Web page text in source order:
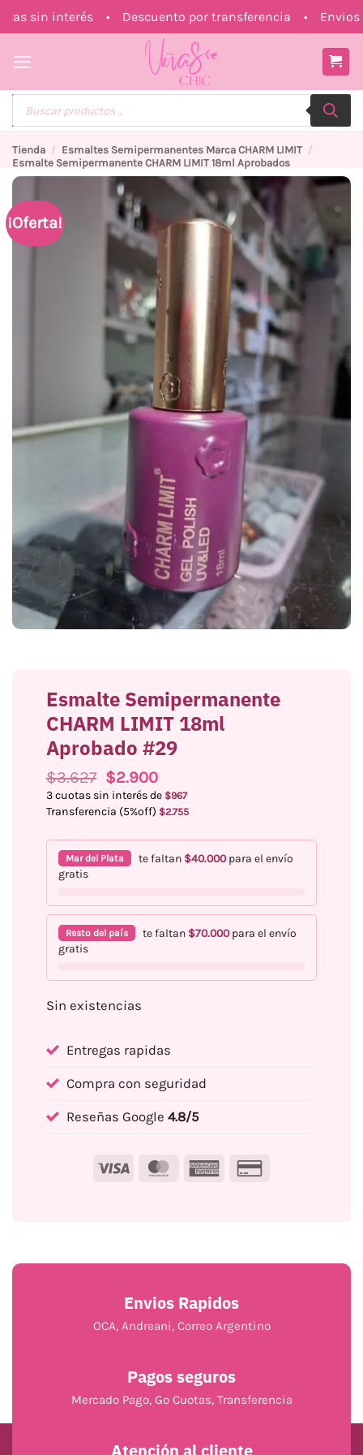
al
sin interés • Descuento por transferencia • Envios a
Búsqueda
Tienda / Esmaltes Semipermanentes Marca CHARM LIMIT /
Esmalte Semipermanente CHARM LIMIT 18ml Aprobados
¡Oferta!
Esmalte Semipermanente
CHARM LIMIT 18ml
Aprobado #29
$3.627 El
precio
original
$3.627.
$2.900El
precio
actual
$2.900.
3 cuotas sin interés de $967
Transferencia (5%off) $2.755
Mar del Plata te faltan $40.000para el envío
gratis
Resto del país te faltan $70.000para el envío
gratis
Sin existencias
Entregas rapidas
Compra con seguridad
Reseñas Google 4.8/5
Visa MasterCardAmerican
Envios Rapidos
OCA, Andreani, Correo Argentino
Pagos seguros
Mercado Pago, Go Cuotas, Transferencia
Atención al cliente